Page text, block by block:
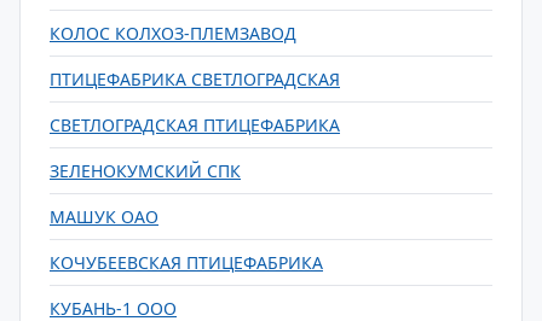
КОЛОС КОЛХОЗ-ПЛЕМЗАВОД
ПТИЦЕФАБРИКА СВЕТЛОГРАДСКАЯ
СВЕТЛОГРАДСКАЯ ПТИЦЕФАБРИКА
ЗЕЛЕНОКУМСКИЙ СПК
МАШУК ОАО
КОЧУБЕЕВСКАЯ ПТИЦЕФАБРИКА
КУБАНЬ-1 ООО